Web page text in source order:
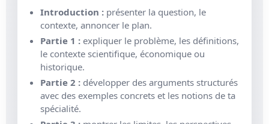
Introduction : présenter la question, le
contexte, annoncer le plan.
Partie 1 : expliquer le problème, les définitions,
le contexte scientifique, économique ou
historique.
Partie 2 : développer des arguments structurés
avec des exemples concrets et les notions de ta
spécialité.